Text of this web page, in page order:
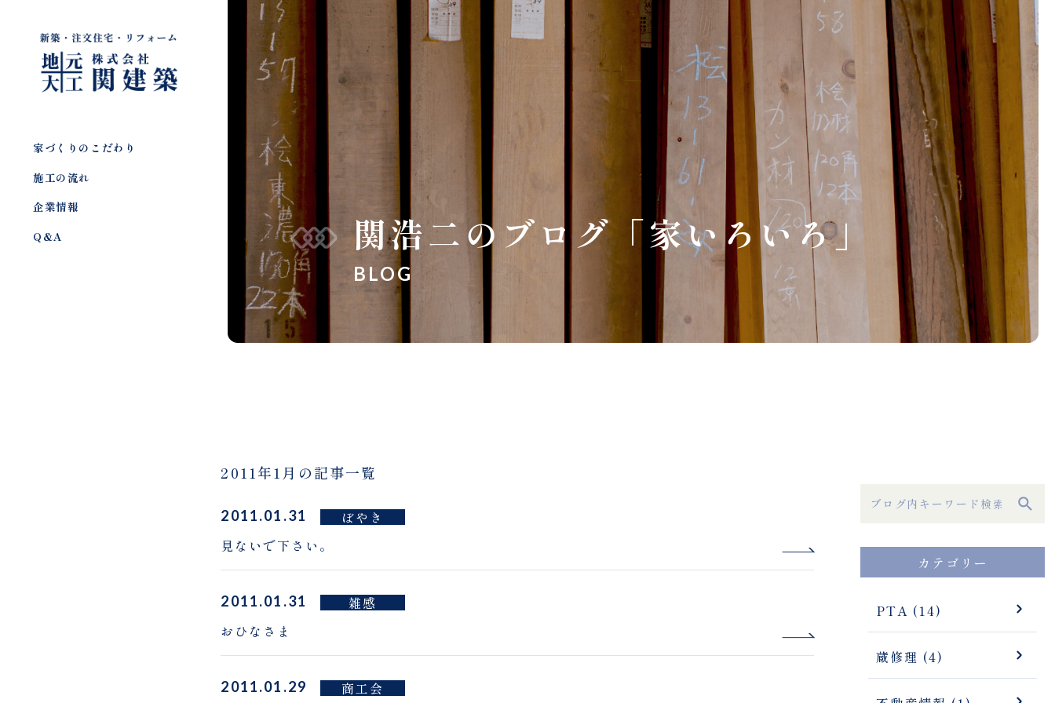
家づくりのこだわり
施工の流れ
企業情報
Q&A
関浩二のブログ「家いろいろ」
BLOG
2011年1月の記事一覧
2011.01.31
ぼやき
見ないで下さい。
2011.01.31
雑感
おひなさま
2011.01.29
商工会
カテゴリー
PTA (14)
蔵修理 (4)